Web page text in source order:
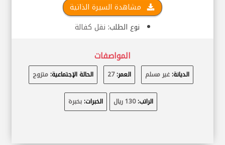
مشاهدة السيرة الذاتية
نوع الطلب: نقل كفالة
المواصفات
الديانة:غير مسلم العمر:27 الحالة الإجتماعية:متزوج
الراتب:130 ريال الخبرات:بخبرة